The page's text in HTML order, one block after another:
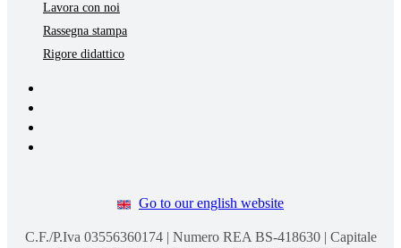
Lavora con noi
Rassegna stampa
Rigore didattico
Go to our english website
C.F./P.Iva 03556360174 | Numero REA BS-418630 | Capitale